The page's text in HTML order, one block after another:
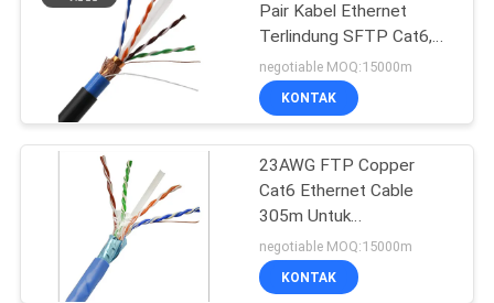
PABRIK
KONTROL
KUALITAS
HUBUNGI
KAMI
Pair Kabel Ethernet
Terlindung SFTP Cat6,
Kabel PVC SFTP Cat6
negotiable MOQ:15000m
KONTAK
23AWG FTP Copper
Cat6 Ethernet Cable
305m Untuk
Telekomunikasi
negotiable MOQ:15000m
KONTAK